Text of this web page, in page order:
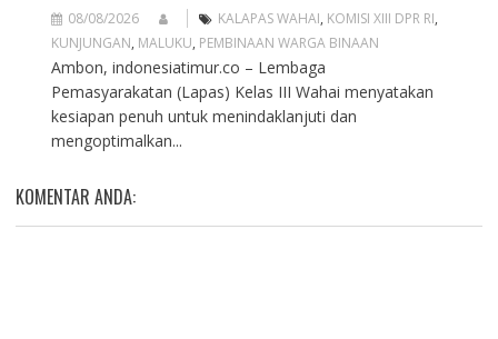
08/08/2026 KALAPAS WAHAI, KOMISI XIII DPR RI,
KUNJUNGAN, MALUKU, PEMBINAAN WARGA BINAAN
Ambon, indonesiatimur.co – Lembaga
Pemasyarakatan (Lapas) Kelas III Wahai menyatakan
kesiapan penuh untuk menindaklanjuti dan
mengoptimalkan...
KOMENTAR ANDA: